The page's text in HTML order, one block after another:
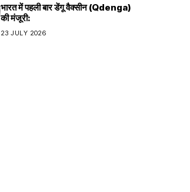
भारत में पहली बार डेंगू वैक्सीन (Qdenga)
की मंजूरी:
23 JULY 2026